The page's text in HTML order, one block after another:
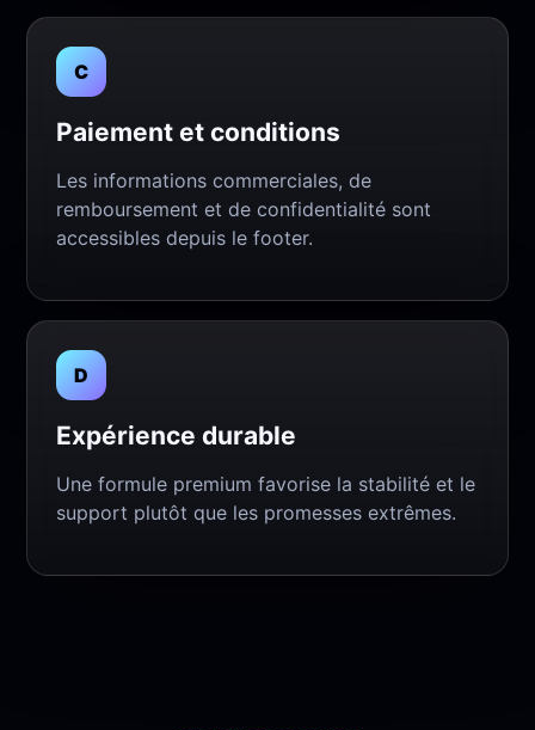
C
Paiement et conditions
Les informations commerciales, de
remboursement et de confidentialité sont
accessibles depuis le footer.
D
Expérience durable
Une formule premium favorise la stabilité et le
support plutôt que les promesses extrêmes.